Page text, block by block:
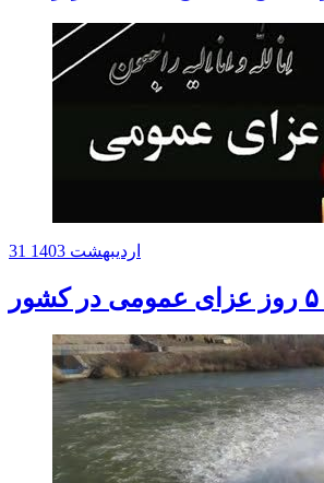
31 اردیبهشت 1403